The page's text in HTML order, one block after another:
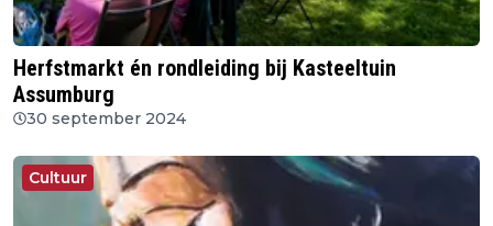
Herfstmarkt én rondleiding bij Kasteeltuin
Assumburg
30 september 2024
Cultuur